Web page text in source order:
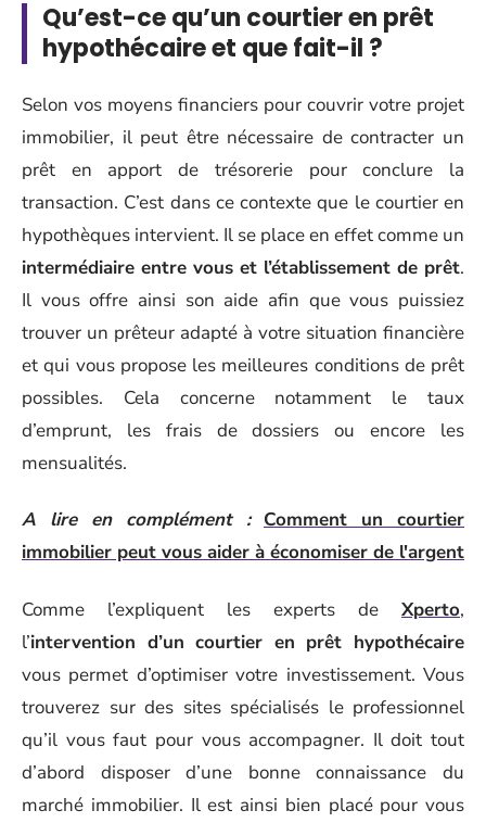
Qu’est-ce qu’un courtier en prêt
hypothécaire et que fait-il ?
Selon vos moyens financiers pour couvrir votre projet
immobilier, il peut être nécessaire de contracter un
prêt en apport de trésorerie pour conclure la
transaction. C’est dans ce contexte que le courtier en
hypothèques intervient. Il se place en effet comme un
intermédiaire entre vous et l’établissement de prêt.
Il vous offre ainsi son aide afin que vous puissiez
trouver un prêteur adapté à votre situation financière
et qui vous propose les meilleures conditions de prêt
possibles. Cela concerne notamment le taux
d’emprunt, les frais de dossiers ou encore les
mensualités.
A lire en complément : Comment un courtier
immobilier peut vous aider à économiser de l'argent
Comme l’expliquent les experts de Xperto,
l’intervention d’un courtier en prêt hypothécaire
vous permet d’optimiser votre investissement. Vous
trouverez sur des sites spécialisés le professionnel
qu’il vous faut pour vous accompagner. Il doit tout
d’abord disposer d’une bonne connaissance du
marché immobilier. Il est ainsi bien placé pour vous